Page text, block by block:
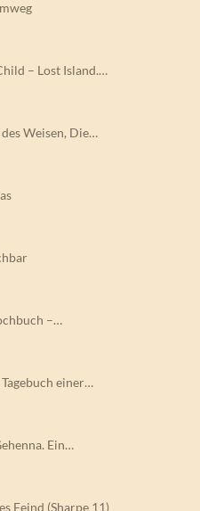
– Lost Island.…
Weisen, Die…
–…
einer…
Ein…
Feind (Sharpe 11)